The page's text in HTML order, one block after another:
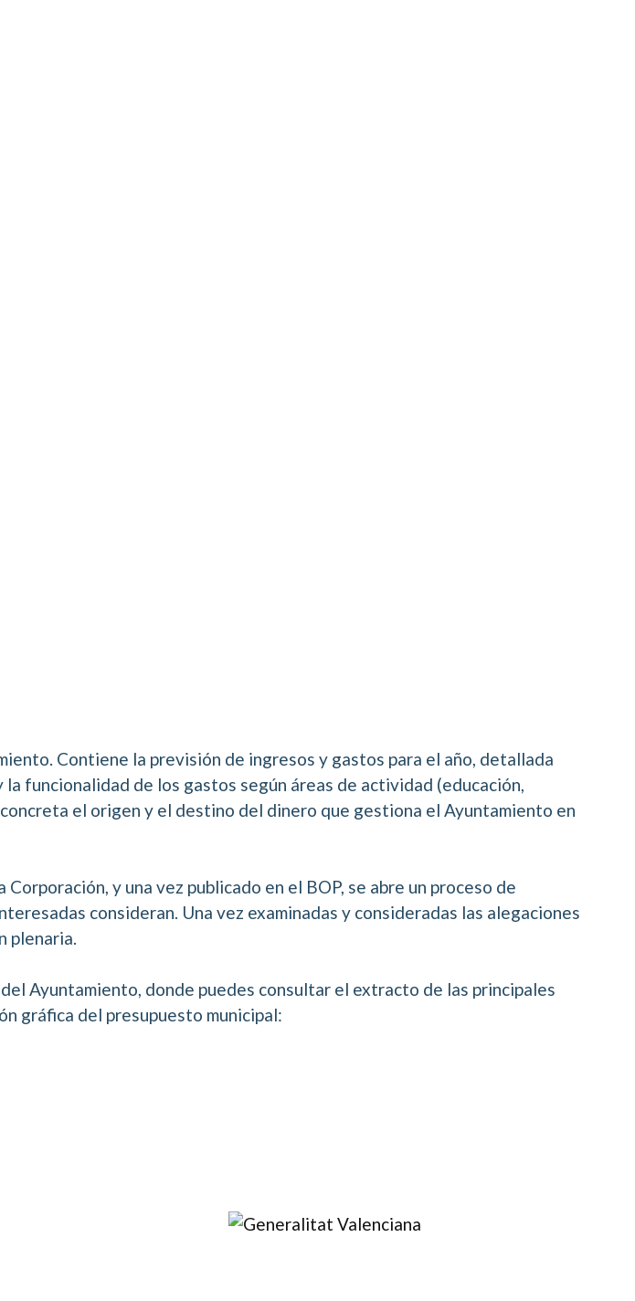
Contiene la previsión de ingresos y gastos para el año, detallada
funcionalidad de los gastos según áreas de actividad (educación,
el origen y el destino del dinero que gestiona el Ayuntamiento en
y una vez publicado en el BOP, se abre un proceso de
consideran. Una vez examinadas y consideradas las alegaciones
plenaria.
Ayuntamiento, donde puedes consultar el extracto de las principales
gráfica del presupuesto municipal: